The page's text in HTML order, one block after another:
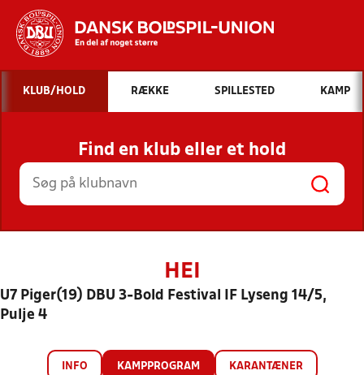
Hvad vil du søge efter?
INDHOLD OG NYHEDER
STILLINGER, RESULTATER, KLUBBER OG
HOLD
KLUB/HOLD RÆKKE SPILLESTED KAMP
Find en klub eller et hold
HEI
U7 Piger(19) DBU 3-Bold Festival IF Lyseng 14/5,
Pulje 4
INFO KAMPPROGRAM KARANTÆNER